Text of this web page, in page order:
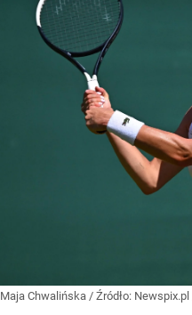
Maja Chwalińska / Źródło: Newspix.pl